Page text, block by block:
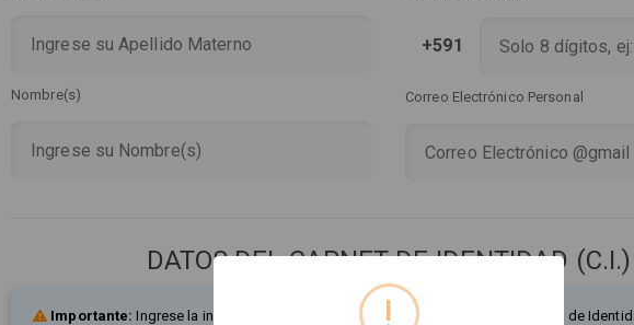
Nombre(s)
+591
Correo Electrónico Personal
DATOS DEL CARNET DE IDENTIDAD (C.I.)
Importante: Ingrese la información exactamente como figura en su Documento de
!